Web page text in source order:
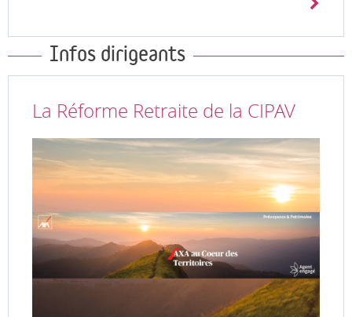
Infos dirigeants
La Réforme Retraite de la CIPAV